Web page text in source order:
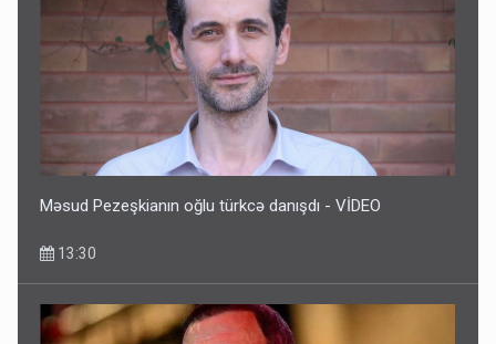
Məsud Pezeşkianın oğlu türkcə danışdı - VİDEO
13:30